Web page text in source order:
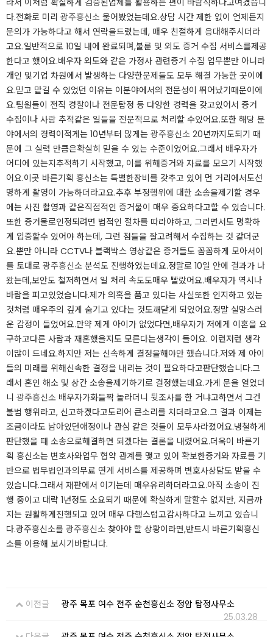
라서 이처럼 확실하게 검증된​업체를 활용하는 편이 바람직하다고​여겼습니
다.​​​전화로 미리 광주흥신소 물어봤었는데요.​상담 시간 제한 없이 언제든지​
문의가 가능하다고 해서 연락을​드렸는데, 매우 친절하게 응대해​주시더라
고요.​​​일반적으로 10일 내에 완료되며,​불륜 및 외도 증거 수집 서비스를​제공
한다고 했어요.​​​배우자 외도와 같은 가정사 관련​증거 수집 업무뿐만 아니라
개인 및​기업 차원에서 발생하는 다양한​문제들도 모두 해결 가능한 곳이에
요.​​​믿고 맡길 수 있었던 이유는 이​분야에서의 전문성이 뛰어났기​때문이에
요.​​​팀원들이 전직 경찰이나 전문​탐정 등 다양한 경력을 갖고​있어서 증거
수집이나 사람 추적​같은 일들을 전문적으로 처리할 수​있어요.​​​또한 해당 분
야에서의 경력이​적게는 10년부터 많게는 광주흥신소 20년까지도​되기 때
문에 그 실력 만큼은​확실히 믿을 수 있는 수준이었어요.​​​그래서 배우자가
어디에 있는지​추적하기 시작했고, 이를 위해​증거와 자료를 모으기 시작했
어요.​​​이곳 바른기획 흥신소는 특별한​장비를 갖추고 있어 먼 거리에서도​선
명하게 촬영이 가능하더라고요.​​​추후 부정행위에 대한 소송을​제기할 경우
에는 사진 촬영과 같은​직접적인 증거물이 매우 중요하다고​할 수 있습니다.
또한 증거물로​인정되려면 법적인 절차를 따라야​하고, 그러면서도 명확하
게 입증할​수 있어야 하는데, 그런 점들을 잘​고려해서 수집하는 것 같더군
요.​​​뿐만 아니라 CCTV나 블랙박스 영상​같은 증거들도 꼼꼼하게 모아서​이
를 토대로 광주흥신소 분석도 진행하였는데요.​​​정말로 10일 안에 결과가 나
왔는데,​보안도 철저하면서 일 처리 속도도​매우 빨랐어요.​​​배우자가 역시나
바람을 피고​있었습니다.​​​제가 의혹을 품고 있다는 사실​또한 인지하고 있는
것처럼 매우​주의 깊게 숨기고 있다는 것도​깨닫게 되었어요.​​​정말 실망스러
운 감정이 들었어요.​​​만약 제게 아이가 없었다면,​배우자가 저에게 이혼을 요
구하고​다른 사람과 재혼했을지도 모른다는​생각이 들어요. 이런저런 생각
이​많이 드네요.​​​하지만 저는 신속하게 결정을​해야만 했습니다.​​​저와 제 아이
들의 미래를 위해​신속한 결정을 내리는 것이 필요하다고​판단했습니다.​​​그
래서 혼인 해소 및 상간 소송을​제기하기로 결정했는데요.​​​가게 문을 열었더
니 광주흥신소 배우자가​화들짝 놀라더니 뒷조사를 한 거냐고​하면서 그건
불법 행위라고, 신고하겠다고​도리어 큰소리를 치더라고요.​​​그 결과 이제는
조금이라도 남아있던​애정이나 관심 같은 것들이 모두​사라졌어요.​​​냉철하게
판단했을 때 소송으로​해결하면 되겠다는 결론을 내렸어요.​​​더욱이 바른기
획 흥신소는 변호사와​업무 협약 관계를 맺고 있어 확보한​증거와 자료를 기
반으로 법무법인과의​무료 연계 서비스를 제공하며 변호사​상담도 받을 수
있습니다.​​​그래서 재판에서 이기는데 매우​유리하더라고요.​​​아직 소송이 진
행 중이고 대략 1년​정도 소요되기 때문에 확실하게 말할​수 없지만, 지금까
지는 원활하게​진행되고 있어 매우 다행스럽고​감사하다고 느끼고 있습니
다.​​​광주흥신소를 광주흥신소 찾아야 할 상황이라면,​반드시 바른기획흥신
소를 이용해 보시기​바랍니다.
이전글
광주 목포 여수 전주 순천흥신소 정암 탐정사무소
25.03.28